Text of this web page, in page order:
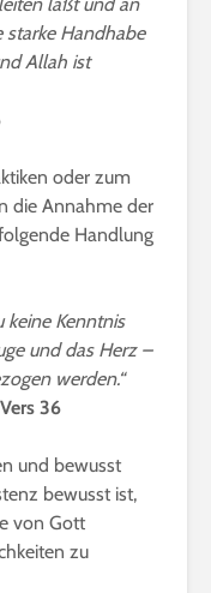
starke Handhabe
Allah ist
oder zum
die Annahme der
Handlung
Kenntnis
und das Herz –
werden.“
36
und bewusst
bewusst ist,
von Gott
zu